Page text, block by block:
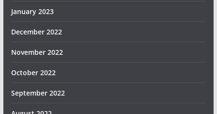
January 2023
December 2022
November 2022
October 2022
September 2022